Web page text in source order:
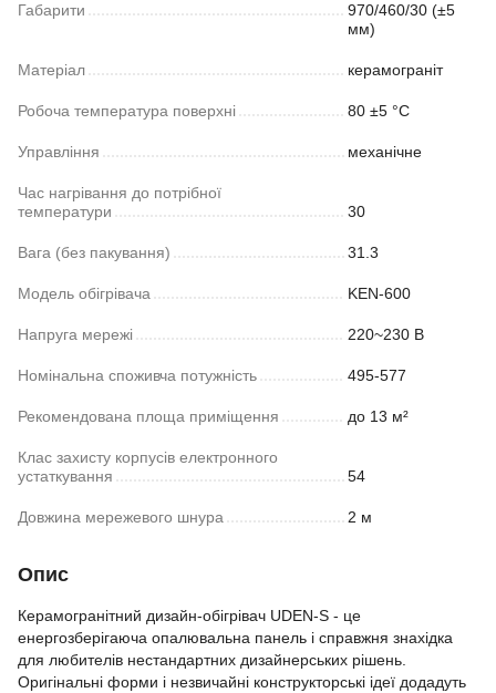
Габарити
970/460/30 (±5
мм)
Матеріал керамограніт
Робоча температура поверхні 80 ±5 °С
Управління механічне
Час нагрівання до потрібної
температури
30
Вага (без пакування) 31.3
Модель обігрівача KEN-600
Напруга мережі 220~230 В
Номінальна споживча потужність 495-577
Рекомендована площа приміщення до 13 м²
Клас захисту корпусів електронного
устаткування
54
Довжина мережевого шнура 2 м
Опис
Керамогранітний дизайн-обігрівач UDEN-S - це
енергозберігаюча опалювальна панель і справжня знахідка
для любителів нестандартних дизайнерських рішень.
Оригінальні форми і незвичайні конструкторські ідеї додадуть